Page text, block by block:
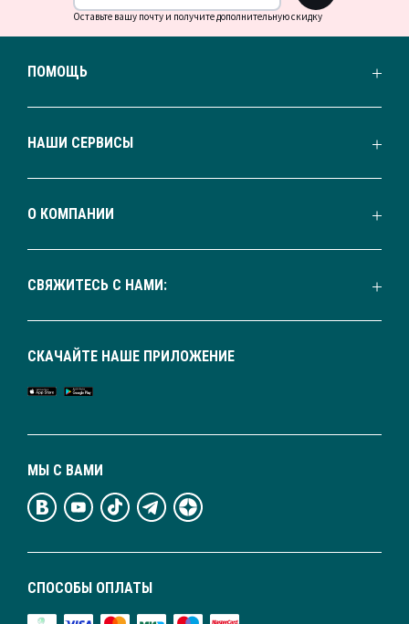
Оставьте вашу почту и получите дополнительную скидку
ПОМОЩЬ
НАШИ СЕРВИСЫ
О КОМПАНИИ
СВЯЖИТЕСЬ С НАМИ:
СПОСОБЫ ОПЛАТЫ
МЫ С ВАМИ
СКАЧАЙТЕ НАШЕ ПРИЛОЖЕНИЕ